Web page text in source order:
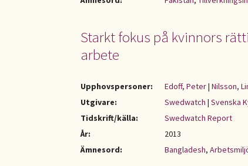
Starkt fokus på kvinnors
arbete
Upphovspersoner: Edoff, Peter| Nilsson,
Utgivare:
Swedwatch | Svenska
Tidskrift/källa:
Swedwatch Report
År:
2013
Ämnesord:
Bangladesh,